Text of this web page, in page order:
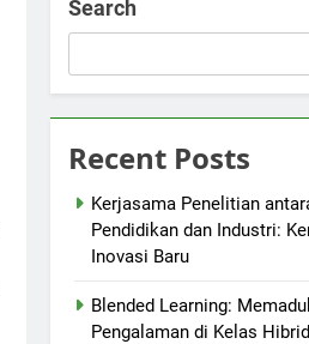
Search
Recent Posts
Kerjasama Penelitian
Pendidikan dan Industri:
Inovasi Baru
Blended Learning:
Pengalaman di Kelas